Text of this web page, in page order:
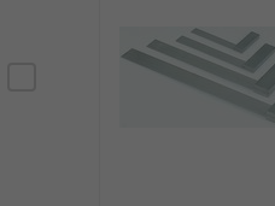
graduée en métal
une forme de T soit une
est graduée ce qui est